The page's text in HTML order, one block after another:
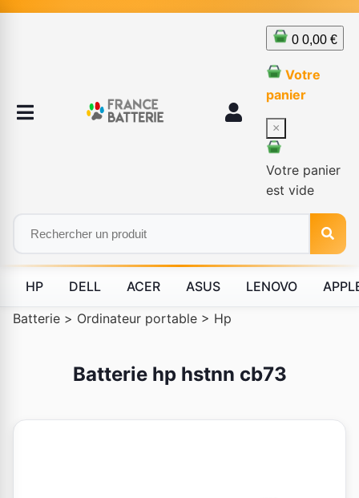
0 0,00 €
Votre
panier
×
Votre panier
est vide
HP DELL ACER ASUS LENOVO
Batterie > Ordinateur portable > Hp
Batterie hp hstnn cb73